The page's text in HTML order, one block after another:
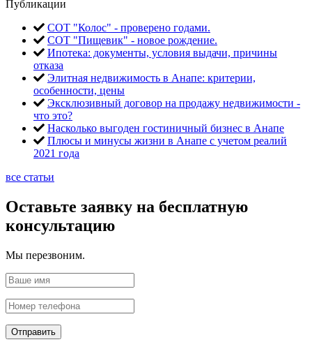
Публикации
СОТ "Колос" - проверено годами.
СОТ "Пищевик" - новое рождение.
Ипотека: документы, условия выдачи, причины
отказа
Элитная недвижимость в Анапе: критерии,
особенности, цены
Эксклюзивный договор на продажу недвижимости -
что это?
Насколько выгоден гостиничный бизнес в Анапе
Плюсы и минусы жизни в Анапе с учетом реалий
2021 года
все статьи
Оставьте заявку на бесплатную
консультацию
Мы перезвоним.
Отправить